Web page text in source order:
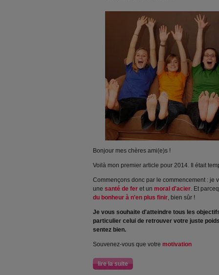
Bonjour mes chères ami(e)s !
Voilà mon premier article pour 2014. Il était
Commençons donc par le commencement : je
une santé de fer et un moral d'acier. Et
du bonheur à n'en plus finir, bien sûr !
Je vous souhaite d'atteindre tous les
particulier celui de retrouver votre juste
sentez bien.
Souvenez-vous que votre motivation
lire la suite